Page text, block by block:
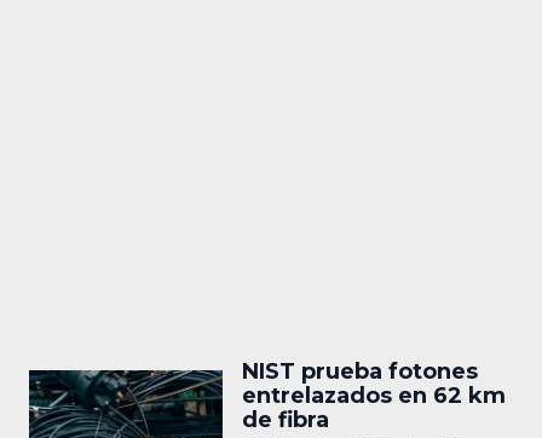
NIST prueba fotones
entrelazados en 62 km
de fibra